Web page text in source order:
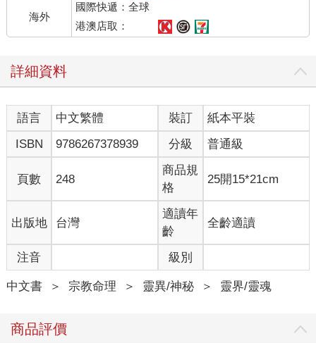
海外
國際快遞：全球
港澳店取：
詳細資料
語言 中文繁體 裝訂
紙本平裝
ISBN
9786267378939 分級 普通級
頁數 248
商品規
格
25開15*21cm
出版地 台灣
適讀年
齡
全齡適讀
注音 級別
中文書 ＞ 宗教命理 ＞ 靈異/神秘 ＞ 靈界/靈魂
商品評價